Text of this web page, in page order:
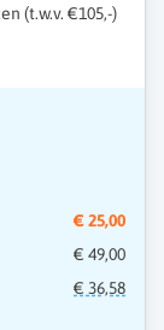
(t.w.v. €105,-)
€ 25,00
€ 49,00
€ 36,58